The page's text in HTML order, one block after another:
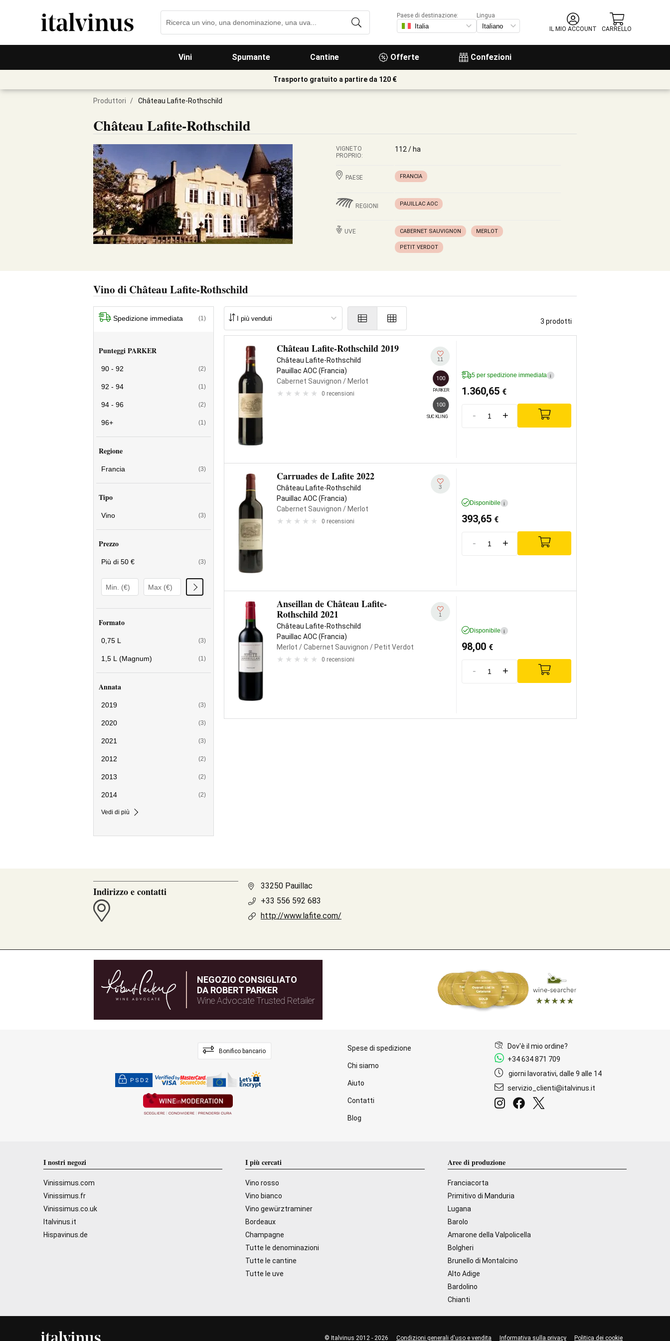
Vini Spumante Cantine Offerte Confezioni
Paese di destinazione:
Lingua
IL MIO ACCOUNT
CARRELLO
Trasporto gratuito a partire da 120 €
Produttori / Château Lafite-Rothschild
Château Lafite-Rothschild
VIGNETO
PROPRIO:
112 / ha
PAESE FRANCIA
REGIONI PAUILLAC AOC
UVE CABERNET SAUVIGNON MERLOT
PETIT VERDOT
Vino di Château Lafite-Rothschild
Spedizione immediata (1)
Punteggi PARKER
90 - 92 (2)
92 - 94 (1)
94 - 96 (2)
96+ (1)
Regione
Francia (3)
Tipo
Vino (3)
Prezzo
Più di 50 € (3)
Formato
0,75 L (3)
1,5 L (Magnum) (1)
Annata
2019 (3)
2020 (3)
2021 (3)
2012 (2)
2013 (2)
2014 (2)
Vedi di più
3 prodotti
Château Lafite-Rothschild 2019
Château Lafite-Rothschild
Pauillac AOC (Francia)
Cabernet Sauvignon / Merlot
0 recensioni
11
100
PARKER
100
SUCKLING
5 per spedizione immediata i
1.360,65 €
- +
Carruades de Lafite 2022
Château Lafite-Rothschild
Pauillac AOC (Francia)
Cabernet Sauvignon / Merlot
0 recensioni
3
Disponibile i
393,65 €
- +
Anseillan de Château Lafite-
Rothschild 2021
Château Lafite-Rothschild
Pauillac AOC (Francia)
Merlot / Cabernet Sauvignon / Petit Verdot
0 recensioni
1
Disponibile i
98,00 €
- +
Indirizzo e contatti
33250 Pauillac
+33 556 592 683
http://www.lafite.com/
NEGOZIO CONSIGLIATO
DA ROBERT PARKER
Wine Advocate Trusted Retailer
Bonifico bancario
PSD2
Spese di spedizione
Chi siamo
Aiuto
Contatti
Blog
Dov'è il mio ordine?
+34 634 871 709
giorni lavorativi, dalle 9 alle 14
servizio_clienti@italvinus.it
I nostri negozi
Vinissimus.com
Vinissimus.fr
Vinissimus.co.uk
Italvinus.it
Hispavinus.de
I più cercati
Vino rosso
Vino bianco
Vino gewürztraminer
Bordeaux
Champagne
Tutte le denominazioni
Tutte le cantine
Tutte le uve
Aree di produzione
Franciacorta
Primitivo di Manduria
Lugana
Barolo
Amarone della Valpolicella
Bolgheri
Brunello di Montalcino
Alto Adige
Bardolino
Chianti
© Italvinus 2012 - 2026 Condizioni generali d'uso e vendita Informativa sulla privacy Politica dei cookie